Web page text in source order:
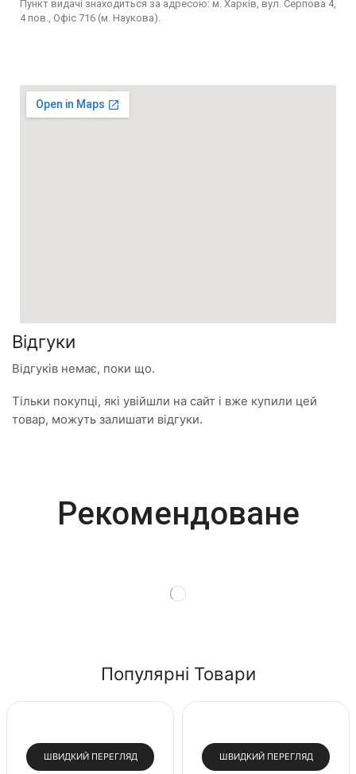
Пункт видачі знаходиться за адресою: м. Харків, вул. Серпова 4,
4 пов., Офіс 716 (м. Наукова).
Відгуки
Відгуків немає, поки що.
Тільки покупці, які увійшли на сайт і вже купили цей
товар, можуть залишати відгуки.
Powerbank
Рекомендоване
Популярні Товари
ШВИДКИЙ ПЕРЕГЛЯД ШВИДКИЙ ПЕРЕГЛЯД